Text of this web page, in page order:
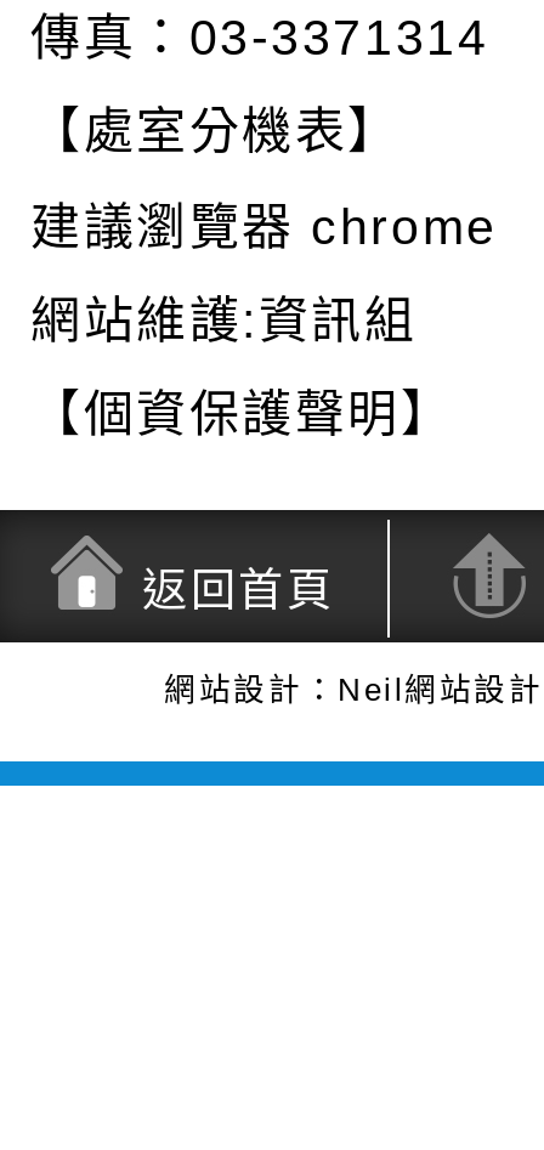
傳真：03-3371314
【處室分機表】
建議瀏覽器 chrome
網站維護:資訊組
【個資保護聲明】
返回首頁
網站設計：Neil網站設